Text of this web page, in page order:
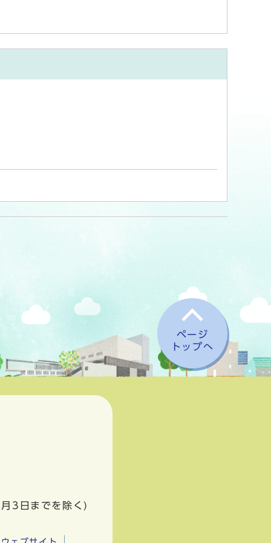
ページ
トップへ
3日までを除く)